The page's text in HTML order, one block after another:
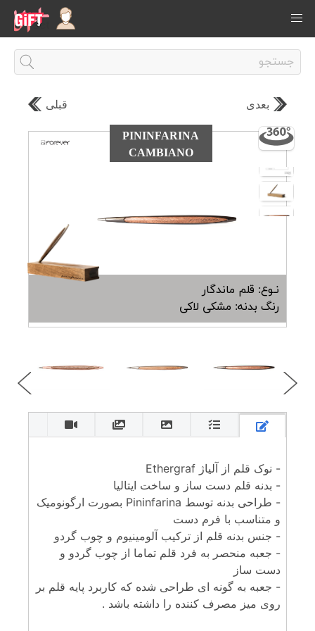
قبلی بعدی
PININFARINA
CAMBIANO
نـوع: قلم ماندگار
رنگ بدنه: مشکی لاکی
- نوک قلم از آلیاژ Ethergraf
- بدنه قلم دست ساز و ساخت ایتالیا
- طراحی بدنه توسط Pininfarina بصورت ارگونومیک
و متناسب با فرم دست
- جنس بدنه قلم از ترکیب آلومینیوم و چوب گردو
- جعبه منحصر به فرد قلم تماما از چوب گردو و
دست ساز
- جعبه به گونه ای طراحی شده که کاربرد پایه قلم بر
روی میز مصرف کننده را داشته باشد .